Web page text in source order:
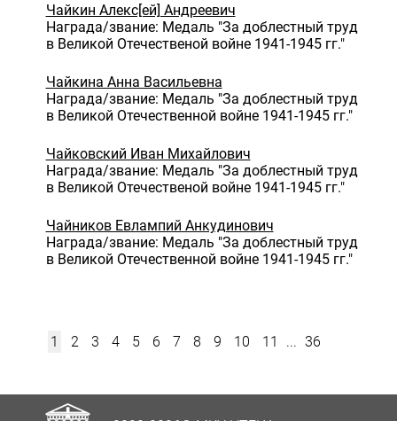
Чайкин Алекс[ей] Андреевич
Награда/звание: Медаль "За доблестный труд
в Великой Отечественой войне 1941-1945 гг."
Чайкина Анна Васильевна
Награда/звание: Медаль "За доблестный труд
в Великой Отечественной войне 1941-1945 гг."
Чайковский Иван Михайлович
Награда/звание: Медаль "За доблестный труд
в Великой Отечественой войне 1941-1945 гг."
Чайников Евлампий Анкудинович
Награда/звание: Медаль "За доблестный труд
в Великой Отечественной войне 1941-1945 гг."
1 2 3 4 5 6 7 8 9 10 11 ... 36